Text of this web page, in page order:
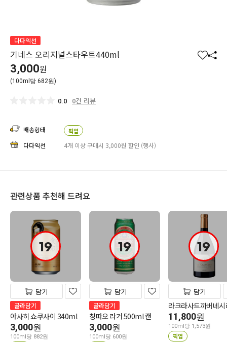
다다익선
기네스 오리지널스타우트440ml
찜 공
3,000원
(100ml당 682원)
0.0 0건 리뷰
배송형태 픽업
다다익선 4개 이상 구매시 3,000원 할인 (행사)
관련상품 추천해 드려요
19
담기
골라담기
아사히 쇼쿠사이 340ml
3,000원
100ml당 882원
19
담기
골라담기
칭따오 라거 500ml 캔
3,000원
100ml당 600원
19
담기
라크라사드까버네시
11,800원
100ml당 1,573원
픽업